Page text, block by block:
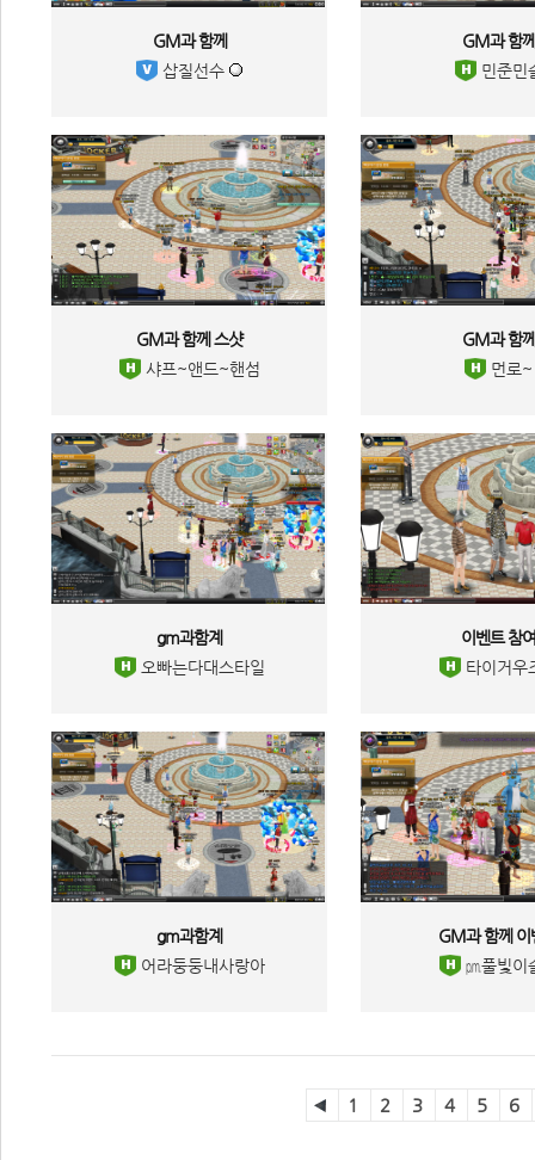
GM과 함께
삽질선수
GM과 함께
민준민
GM과 함께 스샷
샤프~앤드~핸섬
GM과 함께
먼로~
gm과함계
오빠는다대스타일
이벤트 참여
타이거우
gm과함계
어라둥둥내사랑아
GM과 함께 이
㏘풀빛이
1 2 3 4 5 6